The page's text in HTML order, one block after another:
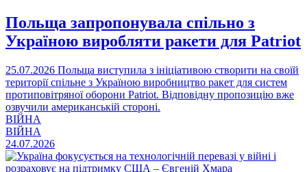
Польща запропонувала спільно з
Україною виробляти ракети для Patriot
25.07.2026 Польща виступила з ініціативою створити на своїй
території спільне з Україною виробництво ракет для систем
протиповітряної оборони Patriot. Відповідну пропозицію вже
озвучили американській стороні.
ВІЙНА
ВІЙНА
24.07.2026